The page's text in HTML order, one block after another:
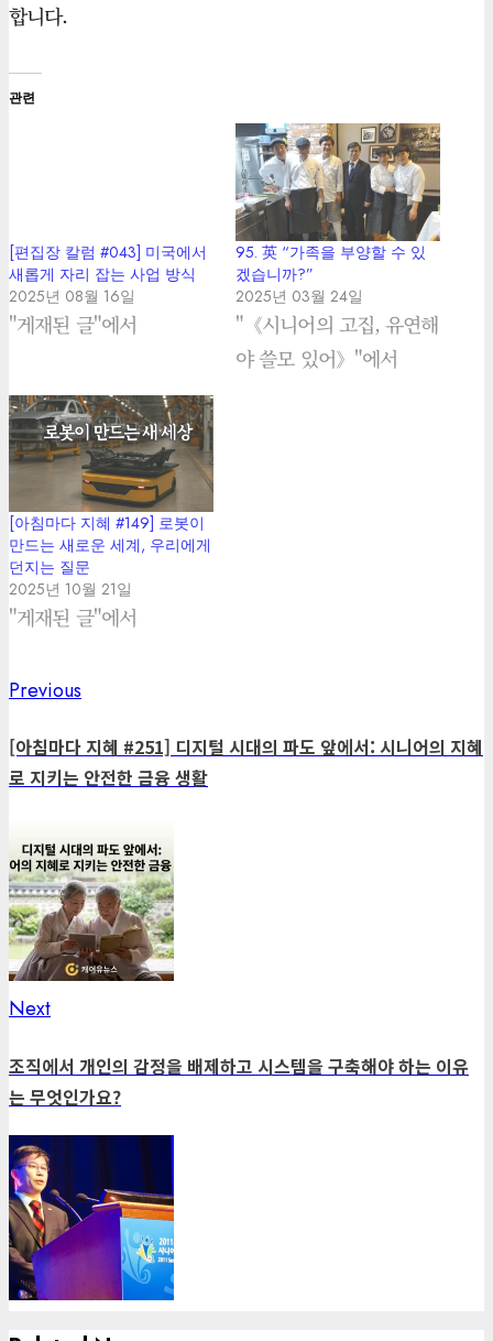
합니다.
관련
[편집장 칼럼 #043] 미국에서
새롭게 자리 잡는 사업 방식
2025년 08월 16일
"게재된 글"에서
95. 英 “가족을 부양할 수 있
겠습니까?”
2025년 03월 24일
"《시니어의 고집, 유연해
야 쓸모 있어》"에서
[아침마다 지혜 #149] 로봇이
만드는 새로운 세계, 우리에게
던지는 질문
2025년 10월 21일
"게재된 글"에서
Post
navigation
Previous
[아침마다 지혜 #251] 디지털 시대의 파도 앞에서: 시니어의 지혜
로 지키는 안전한 금융 생활
NextNext
조직에서 개인의 감정을 배제하고 시스템을 구축해야 하는 이유
는 무엇인가요?